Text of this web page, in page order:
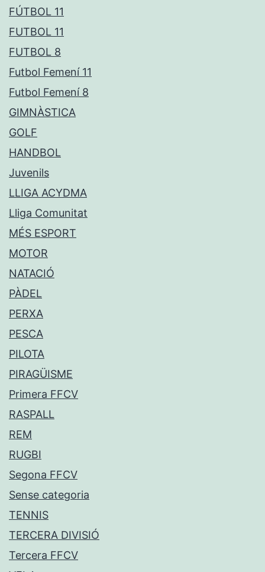
FÚTBOL 11
FUTBOL 11
FUTBOL 8
Futbol Femení 11
Futbol Femení 8
GIMNÀSTICA
GOLF
HANDBOL
Juvenils
LLIGA ACYDMA
Lliga Comunitat
MÉS ESPORT
MOTOR
NATACIÓ
PÀDEL
PERXA
PESCA
PILOTA
PIRAGÜISME
Primera FFCV
RASPALL
REM
RUGBI
Segona FFCV
Sense categoria
TENNIS
TERCERA DIVISIÓ
Tercera FFCV